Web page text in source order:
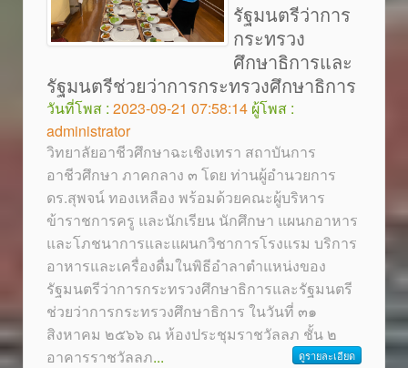
รัฐมนตรีว่าการ
กระทรวง
ศึกษาธิการและ
รัฐมนตรีช่วยว่าการกระทรวงศึกษาธิการ
วันที่โพส : 2023-09-21 07:58:14 ผู้โพส :
administrator
วิทยาลัยอาชีวศึกษาฉะเชิงเทรา สถาบันการ
อาชีวศึกษา ภาคกลาง ๓ โดย ท่านผู้อำนวยการ
ดร.สุพจน์ ทองเหลือง พร้อมด้วยคณะผู้บริหาร
ข้าราชการครู และนักเรียน นักศึกษา แผนกอาหาร
และโภชนาการและแผนกวิชาการโรงแรม บริการ
อาหารและเครื่องดื่มในพิธีอำลาตำแหน่งของ
รัฐมนตรีว่าการกระทรวงศึกษาธิการและรัฐมนตรี
ช่วยว่าการกระทรวงศึกษาธิการ ในวันที่ ๓๑
สิงหาคม ๒๕๖๖ ณ ห้องประชุมราชวัลลภ ชั้น ๒
อาคารราชวัลลภ... ดูรายละเอียด